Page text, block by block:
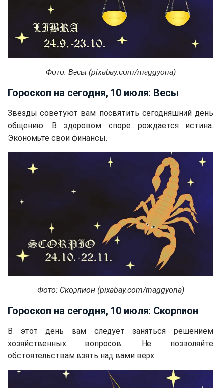
Фото: Весы (pixabay.com/maggyona)
Гороскоп на сегодня, 10 июля: Весы
Звезды советуют вам посвятить сегодняшний день
общению. В здоровом споре рождается истина.
Экономьте свои финансы.
Фото: Скорпион (pixabay.com/maggyona)
Гороскоп на сегодня, 10 июля: Скорпион
В этот день вам следует заняться решением
хозяйственных вопросов. Не позволяйте
обстоятельствам взять над вами верх.